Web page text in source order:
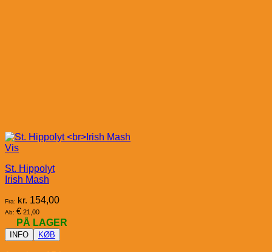
Vis
St. Hippolyt
Irish Mash
Fra: kr. 154,00
Ab: € 21,00
PÅ LAGER
INFO KØB